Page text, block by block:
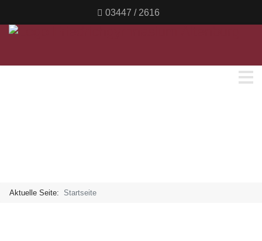
03447 / 2616
Aktuelle Seite: Startseite